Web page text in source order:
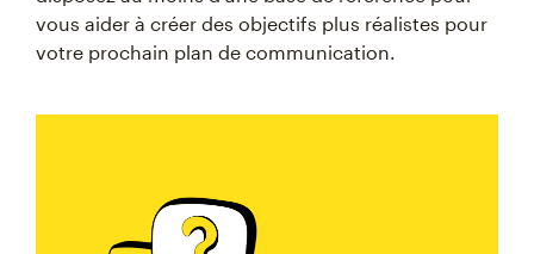
vous aider à créer des objectifs plus réalistes pour
votre prochain plan de communication.